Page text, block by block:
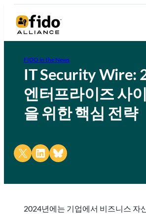
FIDO in the News
IT Security Wire:
엔터프라이즈 사
을 위한 핵심 전략
Share on X Share on LinkedIn
Share on Bluesky
2024년에는 기업에서 비즈니스 자